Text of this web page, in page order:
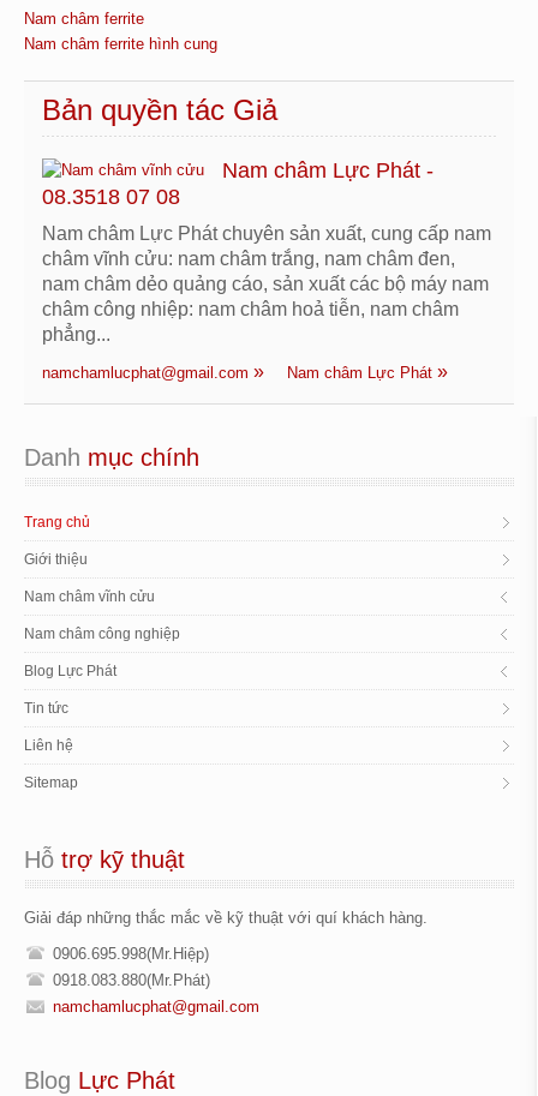
Nam châm ferrite
Nam châm ferrite hình cung
Bản quyền tác Giả
Nam châm Lực Phát -
08.3518 07 08
Nam châm Lực Phát chuyên sản xuất, cung cấp nam
châm vĩnh cửu: nam châm trắng, nam châm đen,
nam châm dẻo quảng cáo, sản xuất các bộ máy nam
châm công nhiệp: nam châm hoả tiễn, nam châm
phẳng...
namchamlucphat@gmail.com Nam châm Lực Phát
Danh mục chính
Trang chủ
Giới thiệu
Nam châm vĩnh cửu
Nam châm công nghiệp
Blog Lực Phát
Tin tức
Liên hệ
Sitemap
Hỗ trợ kỹ thuật
Giải đáp những thắc mắc về kỹ thuật với quí khách hàng.
0906.695.998(Mr.Hiệp)
0918.083.880(Mr.Phát)
namchamlucphat@gmail.com
Blog Lực Phát